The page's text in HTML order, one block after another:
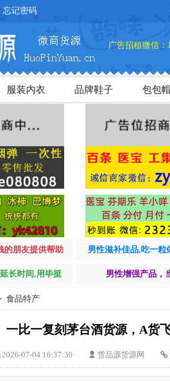
忘记密码 欢迎
广告招租微信：
服装内衣 品牌鞋子 包包
的朋友提供帮助 男性滋补佳品,吃一粒
长时间,用毕挺 男性增强产品，
食品特产
一比一复刻茅台酒货源，A货
2026-07-04 16:37:30 货品源货源网